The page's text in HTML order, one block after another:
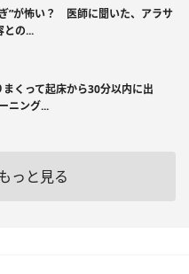
”が怖い？ 医師に聞いた、アラサ
との...
くって起床から30分以内に出
ニング...
っと見る